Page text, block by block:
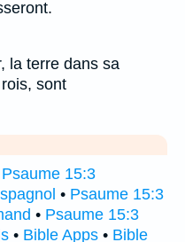
la terre dans sa
sont
Psaume 15:3
• Psaume 15:3
• Psaume 15:3
• Bible Apps • Bible